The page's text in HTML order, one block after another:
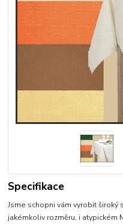
Specifikace
Jsme schopni vám vyrobit
jakémkoliv rozměru, i atypickém